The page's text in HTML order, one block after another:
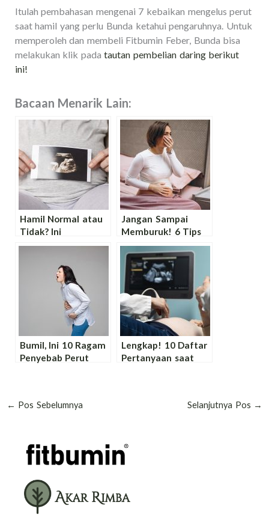
Itulah pembahasan mengenai 7 kebaikan mengelus perut
saat hamil yang perlu Bunda ketahui pengaruhnya. Untuk
memperoleh dan membeli Fitbumin Feber, Bunda bisa
melakukan klik padatautan pembelian daring berikut
ini!
Bacaan Menarik Lain:
Hamil Normal atau
Tidak? Ini
Pentingnya USG di
Jangan Sampai
Memburuk! 6 Tips
Aman dan Ampuh
Mengatasi Mual
Hamil Muda
Bumil, Ini 10 Ragam
Penyebab Perut
Lengkap! 10 Daftar
Pertanyaan saat
← Pos Sebelumnya Selanjutnya Pos →